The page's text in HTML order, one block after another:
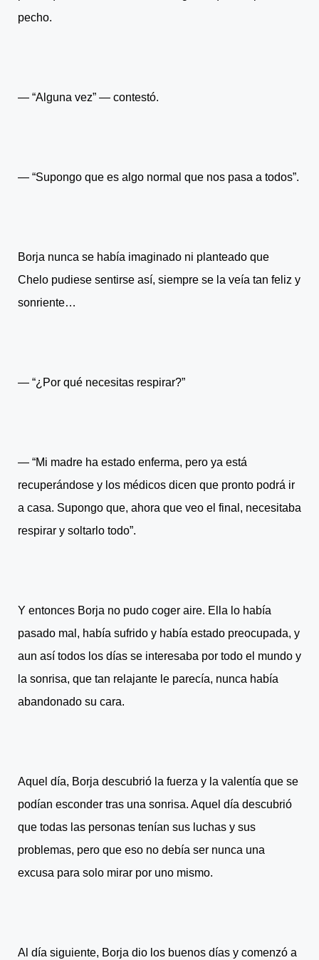
pecho.
― “Alguna vez” ― contestó.
― “Supongo que es algo normal que nos pasa a todos”.
Borja nunca se había imaginado ni planteado que
Chelo pudiese sentirse así, siempre se la veía tan feliz y
sonriente…
― “¿Por qué necesitas respirar?”
― “Mi madre ha estado enferma, pero ya está
recuperándose y los médicos dicen que pronto podrá ir
a casa. Supongo que, ahora que veo el final, necesitaba
respirar y soltarlo todo”.
Y entonces Borja no pudo coger aire. Ella lo había
pasado mal, había sufrido y había estado preocupada, y
aun así todos los días se interesaba por todo el mundo y
la sonrisa, que tan relajante le parecía, nunca había
abandonado su cara.
Aquel día, Borja descubrió la fuerza y la valentía que se
podían esconder tras una sonrisa. Aquel día descubrió
que todas las personas tenían sus luchas y sus
problemas, pero que eso no debía ser nunca una
excusa para solo mirar por uno mismo.
Al día siguiente, Borja dio los buenos días y comenzó a